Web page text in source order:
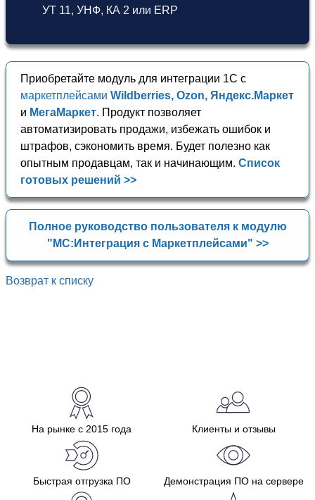
УТ 11, УНФ, КА 2 или ERP
Приобретайте модуль для интеграции 1С с
маркетплейсами Wildberries, Ozon, Яндекс.Маркет
и МегаМаркет. Продукт позволяет
автоматизировать продажи, избежать ошибок и
штрафов, сэкономить время. Будет полезно как
опытным продавцам, так и начинающим. Список
готовых решений >>
Полное руководство пользователя к модулю
"МС:Интеграция с Маркетплейсами" >>
Возврат к списку
На рынке с 2015 года Клиенты и отзывы
Быстрая отгрузка ПО Демонстрация ПО на сервере